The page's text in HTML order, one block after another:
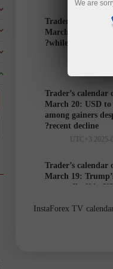
Trader’s calendar
March 21: USD to
while markets
Trader’s calendar
March 20: USD to
among gainers
recent decline?
Trader’s calendar
March 19:
cause sell-off in
InstaForex TV
We are